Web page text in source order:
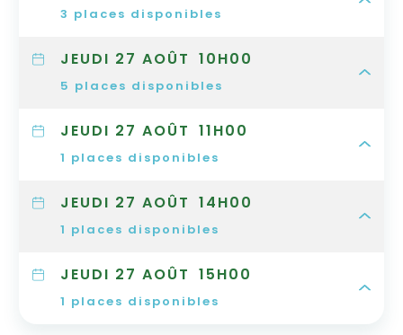
3 places disponibles
JEUDI 27 AOÛT 10H00
5 places disponibles
JEUDI 27 AOÛT 11H00
1 places disponibles
JEUDI 27 AOÛT 14H00
1 places disponibles
JEUDI 27 AOÛT 15H00
1 places disponibles